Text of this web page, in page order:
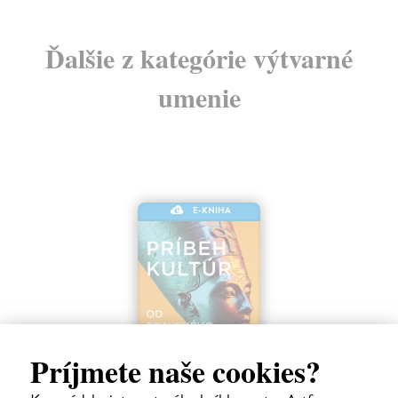
Príjmete naše cookies?
Ďalšie z kategórie výtvarné
umenie
E-KNIHA